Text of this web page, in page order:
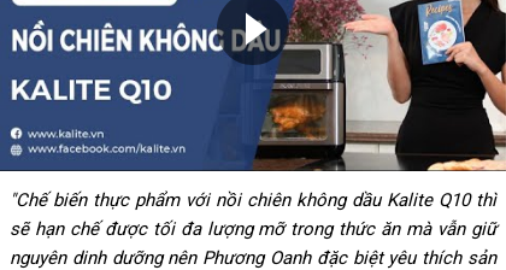
"Chế biến thực phẩm với nồi chiên không dầu Kalite Q10 thì
sẽ hạn chế được tối đa lượng mỡ trong thức ăn mà vẫn giữ
nguyên dinh dưỡng nên Phương Oanh đặc biệt yêu thích sản